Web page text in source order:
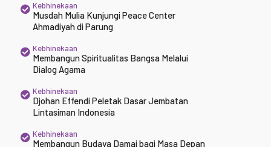
Kebhinekaan
Musdah Mulia Kunjungi Peace Center
Ahmadiyah di Parung
Kebhinekaan
Membangun Spiritualitas Bangsa Melalui
Dialog Agama
Kebhinekaan
Djohan Effendi Peletak Dasar Jembatan
Lintasiman Indonesia
Kebhinekaan
Membangun Budaya Damai bagi Masa Depan